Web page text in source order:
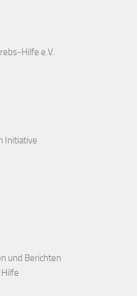
Hilfe e.V.
Initiative
und Berichten